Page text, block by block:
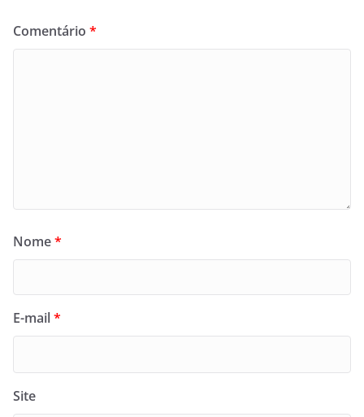
Comentário *
Nome*
E-mail*
Site